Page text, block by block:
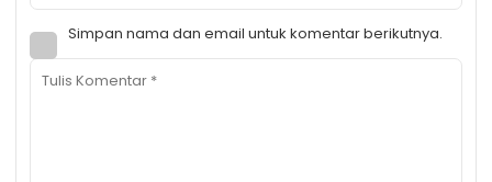
Simpan nama dan email untuk komentar berikutnya.